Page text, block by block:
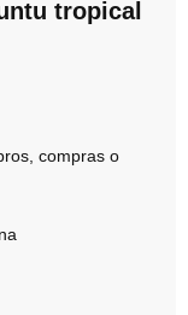
tropical
compras o